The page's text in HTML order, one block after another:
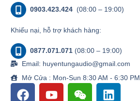
0903.423.424 (08:00 – 19:00)
Khiếu nại, hỗ trợ khách hàng:
0877.071.071 (08:00 – 19:00)
Email: huyentungaudio@gmail.com
Mở Cửa : Mon-Sun 8:30 AM - 6:30 PM